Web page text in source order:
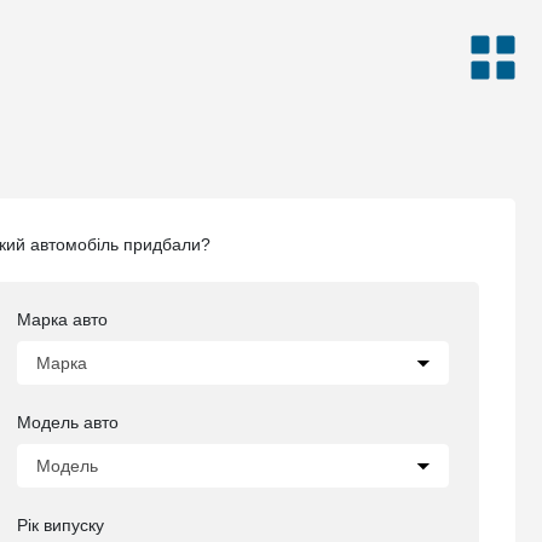
автомобіль придбали?
Марка авто
Модель авто
Рік випуску